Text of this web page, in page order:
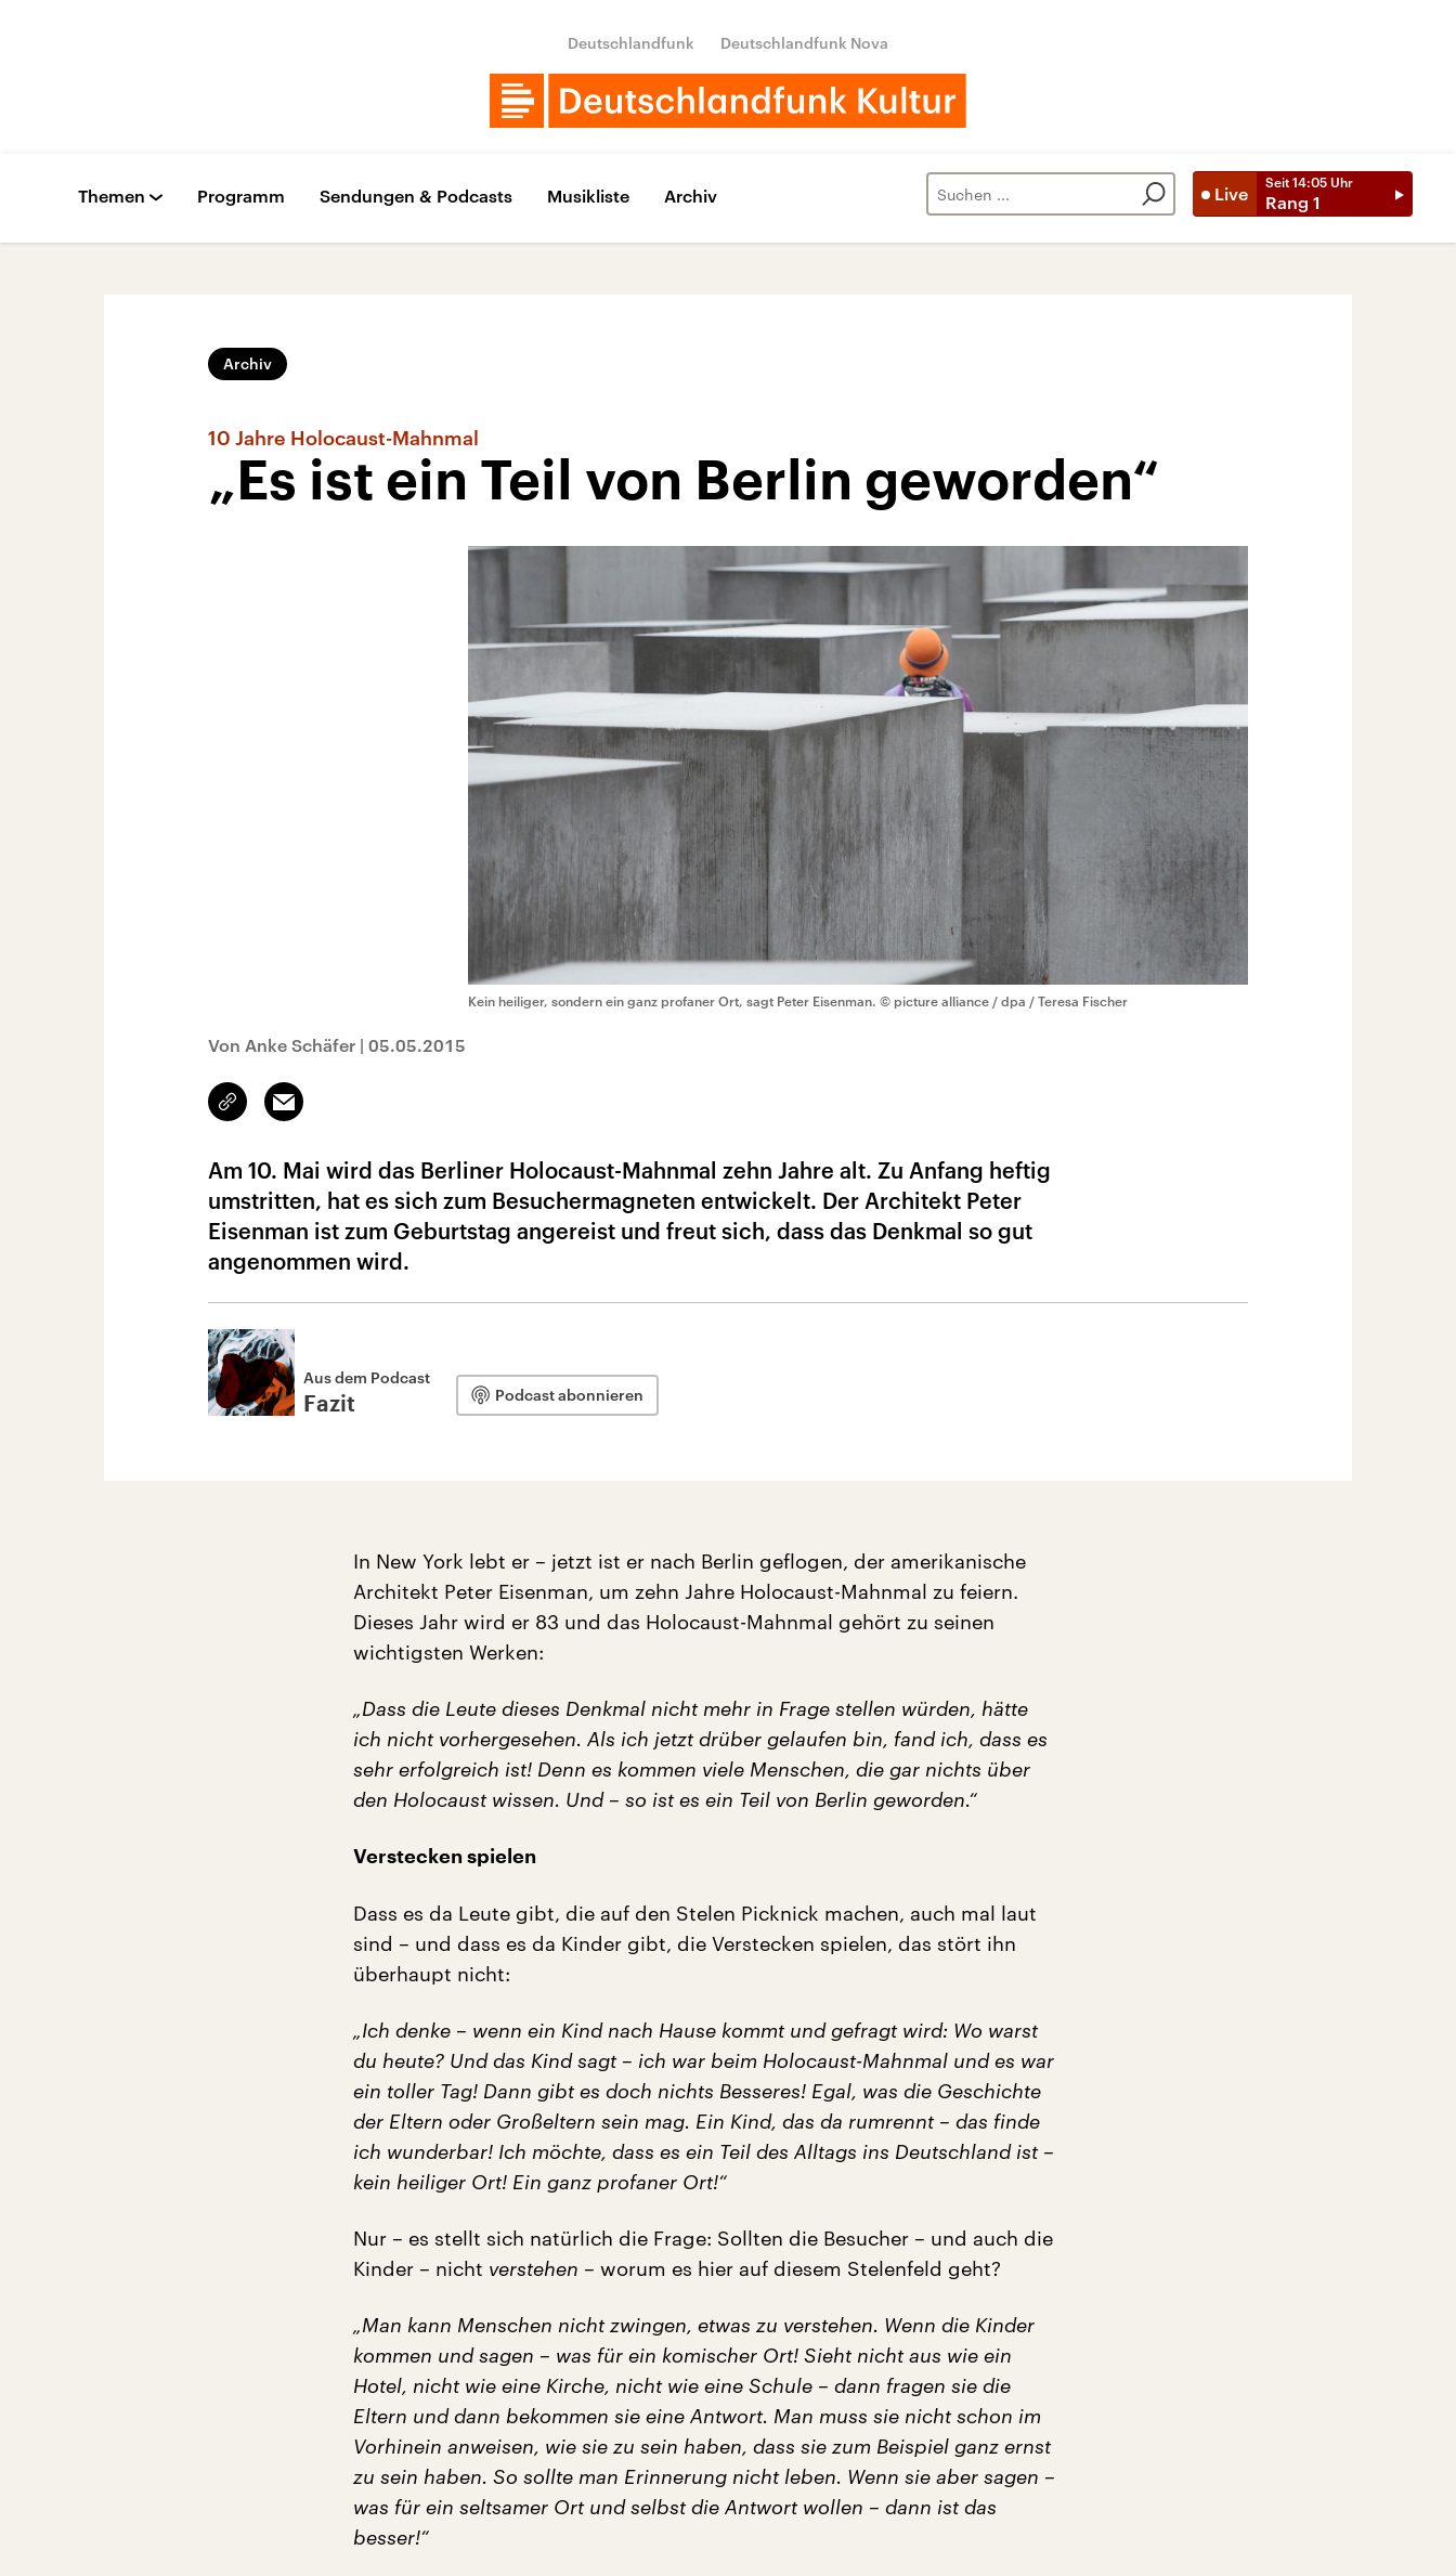
Deutschlandfunk Deutschlandfunk Nova
Live
Seit 14:05 Uhr
Rang 1
Themen Programm Sendungen & Podcasts Musikliste Archiv
Archiv
10 Jahre Holocaust-Mahnmal
„Es ist ein Teil von Berlin geworden“
Kein heiliger, sondern ein ganz profaner Ort, sagt Peter Eisenman. © picture alliance / dpa / Teresa Fischer
Von Anke Schäfer | 05.05.2015
Link
kopieren/teilen
Email
Am 10. Mai wird das Berliner Holocaust-Mahnmal zehn Jahre alt. Zu Anfang heftig
umstritten, hat es sich zum Besuchermagneten entwickelt. Der Architekt Peter
Eisenman ist zum Geburtstag angereist und freut sich, dass das Denkmal so gut
angenommen wird.
Aus dem Podcast
Fazit Podcast abonnieren
In New York lebt er – jetzt ist er nach Berlin geflogen, der amerikanische
Architekt Peter Eisenman, um zehn Jahre Holocaust-Mahnmal zu feiern.
Dieses Jahr wird er 83 und das Holocaust-Mahnmal gehört zu seinen
wichtigsten Werken:
„Dass die Leute dieses Denkmal nicht mehr in Frage stellen würden, hätte
ich nicht vorhergesehen. Als ich jetzt drüber gelaufen bin, fand ich, dass es
sehr erfolgreich ist! Denn es kommen viele Menschen, die gar nichts über
den Holocaust wissen. Und – so ist es ein Teil von Berlin geworden.“
Verstecken spielen
Dass es da Leute gibt, die auf den Stelen Picknick machen, auch mal laut
sind – und dass es da Kinder gibt, die Verstecken spielen, das stört ihn
überhaupt nicht:
„Ich denke – wenn ein Kind nach Hause kommt und gefragt wird: Wo warst
du heute? Und das Kind sagt – ich war beim Holocaust-Mahnmal und es war
ein toller Tag! Dann gibt es doch nichts Besseres! Egal, was die Geschichte
der Eltern oder Großeltern sein mag. Ein Kind, das da rumrennt – das finde
ich wunderbar! Ich möchte, dass es ein Teil des Alltags ins Deutschland ist –
kein heiliger Ort! Ein ganz profaner Ort!“
Nur – es stellt sich natürlich die Frage: Sollten die Besucher – und auch die
Kinder – nicht verstehen – worum es hier auf diesem Stelenfeld geht?
„Man kann Menschen nicht zwingen, etwas zu verstehen. Wenn die Kinder
kommen und sagen – was für ein komischer Ort! Sieht nicht aus wie ein
Hotel, nicht wie eine Kirche, nicht wie eine Schule – dann fragen sie die
Eltern und dann bekommen sie eine Antwort. Man muss sie nicht schon im
Vorhinein anweisen, wie sie zu sein haben, dass sie zum Beispiel ganz ernst
zu sein haben. So sollte man Erinnerung nicht leben. Wenn sie aber sagen –
was für ein seltsamer Ort und selbst die Antwort wollen – dann ist das
besser!“